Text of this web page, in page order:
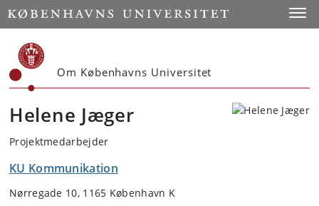
Start
Om Københavns Universitet
Helene Jæger
Projektmedarbejder
KU Kommunikation
Nørregade 10, 1165 København K